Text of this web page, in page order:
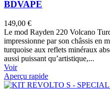
BDVAPE
149,00 €
Le mod Rayden 220 Volcano
impressionne par son châssis en
turquoise aux reflets minéraux
aussi puissant qu’artistique,...
Voir
Aperçu rapide